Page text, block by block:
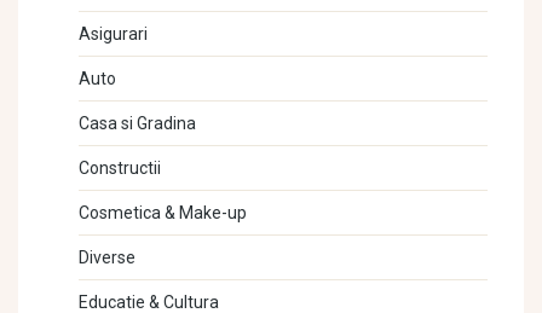
Asigurari
Auto
Casa si Gradina
Constructii
Cosmetica & Make-up
Diverse
Educatie & Cultura